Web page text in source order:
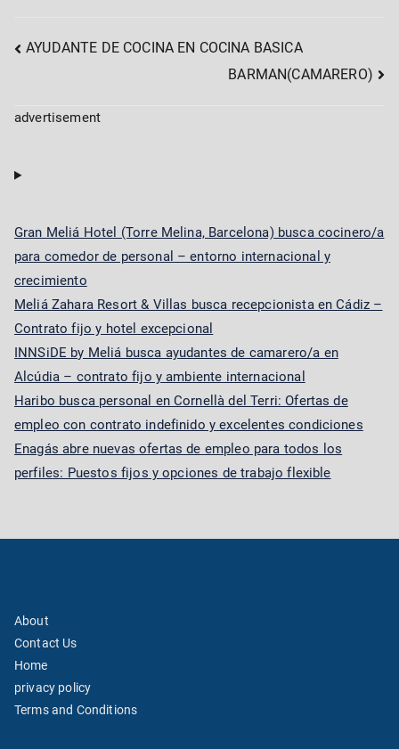
Post
AYUDANTE DE COCINA EN COCINA BASICA
BARMAN(CAMARERO)
advertisement
Gran Meliá Hotel (Torre Melina, Barcelona) busca cocinero/a
para comedor de personal – entorno internacional y
crecimiento
Meliá Zahara Resort & Villas busca recepcionista en Cádiz –
Contrato fijo y hotel excepcional
INNSiDE by Meliá busca ayudantes de camarero/a en
Alcúdia – contrato fijo y ambiente internacional
Haribo busca personal en Cornellà del Terri: Ofertas de
empleo con contrato indefinido y excelentes condiciones
Enagás abre nuevas ofertas de empleo para todos los
perfiles: Puestos fijos y opciones de trabajo flexible
About
Contact Us
Home
privacy policy
Terms and Conditions